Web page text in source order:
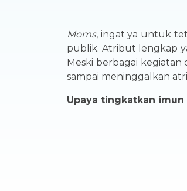
Moms, ingat ya untuk
publik. Atribut lengkap
Meski berbagai
sampai meninggalkan
Upaya tingkatkan imun